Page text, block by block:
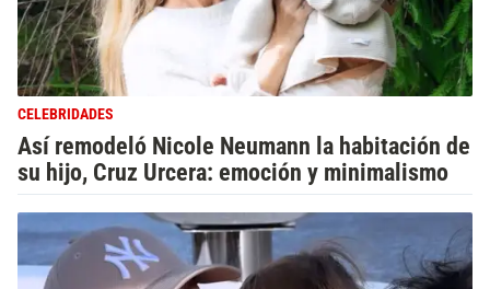
CELEBRIDADES
Así remodeló Nicole Neumann la habitación de
su hijo, Cruz Urcera: emoción y minimalismo